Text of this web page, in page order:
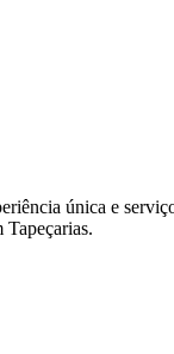
única e